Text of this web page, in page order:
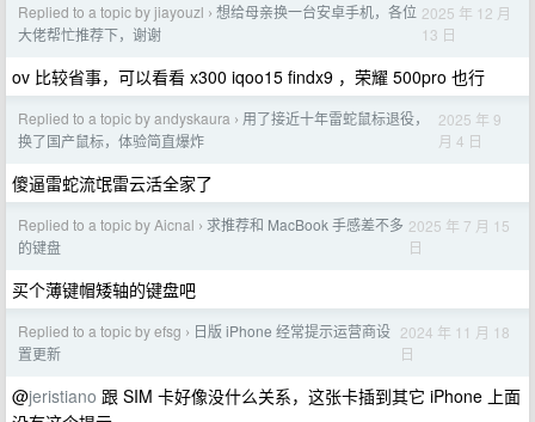
Replied to a topic by jiayouzl › 想给母亲换一台安卓手机，各位
大佬帮忙推荐下，谢谢
2025 年 12 月
13 日
ov 比较省事，可以看看 x300 iqoo15 findx9 ，荣耀 500pro 也行
Replied to a topic by andyskaura › 用了接近十年雷蛇鼠标退役，
换了国产鼠标，体验简直爆炸
2025 年 9
月 4 日
傻逼雷蛇流氓雷云活全家了
Replied to a topic by Aicnal › 求推荐和 MacBook 手感差不多
的键盘
2025 年 7 月 15
日
买个薄键帽矮轴的键盘吧
Replied to a topic by efsg › 日版 iPhone 经常提示运营商设
置更新
2024 年 11 月 18
日
@jeristiano 跟 SIM 卡好像没什么关系，这张卡插到其它 iPhone 上面